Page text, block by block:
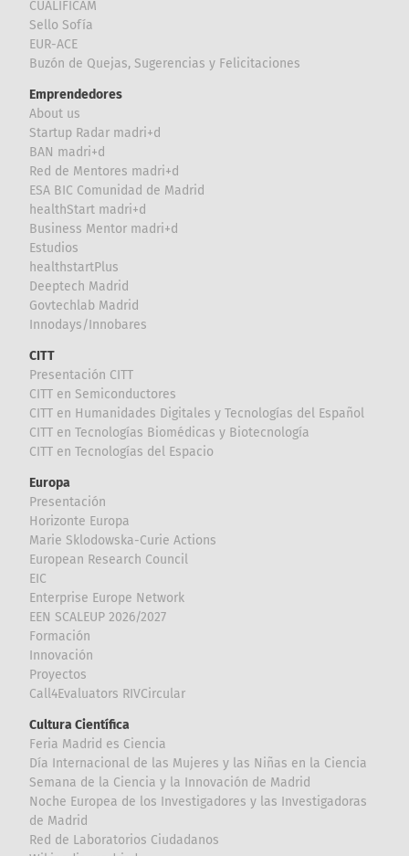
CUALIFICAM
Sello Sofía
EUR-ACE
Buzón de Quejas, Sugerencias y Felicitaciones
Emprendedores
About us
Startup Radar madri+d
BAN madri+d
Red de Mentores madri+d
ESA BIC Comunidad de Madrid
healthStart madri+d
Business Mentor madri+d
Estudios
healthstartPlus
Deeptech Madrid
Govtechlab Madrid
Innodays/Innobares
CITT
Presentación CITT
CITT en Semiconductores
CITT en Humanidades Digitales y Tecnologías del Español
CITT en Tecnologías Biomédicas y Biotecnología
CITT en Tecnologías del Espacio
Europa
Presentación
Horizonte Europa
Marie Sklodowska-Curie Actions
European Research Council
EIC
Enterprise Europe Network
EEN SCALEUP 2026/2027
Formación
Innovación
Proyectos
Call4Evaluators RIVCircular
Cultura Científica
Feria Madrid es Ciencia
Día Internacional de las Mujeres y las Niñas en la Ciencia
Semana de la Ciencia y la Innovación de Madrid
Noche Europea de los Investigadores y las Investigadoras
de Madrid
Red de Laboratorios Ciudadanos